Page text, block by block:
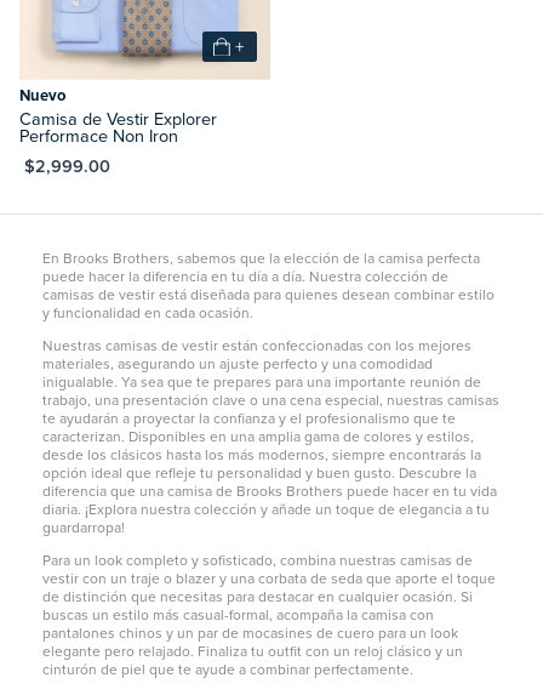
+
Nuevo
Camisa de Vestir Explorer
Performace Non Iron
$2,999.00
En Brooks Brothers, sabemos que la elección de la camisa perfecta
puede hacer la diferencia en tu día a día. Nuestra colección de
camisas de vestir está diseñada para quienes desean combinar estilo
y funcionalidad en cada ocasión.
Nuestras camisas de vestir están confeccionadas con los mejores
materiales, asegurando un ajuste perfecto y una comodidad
inigualable. Ya sea que te prepares para una importante reunión de
trabajo, una presentación clave o una cena especial, nuestras camisas
te ayudarán a proyectar la confianza y el profesionalismo que te
caracterizan. Disponibles en una amplia gama de colores y estilos,
desde los clásicos hasta los más modernos, siempre encontrarás la
opción ideal que refleje tu personalidad y buen gusto. Descubre la
diferencia que una camisa de Brooks Brothers puede hacer en tu vida
diaria. ¡Explora nuestra colección y añade un toque de elegancia a tu
guardarropa!
Para un look completo y sofisticado, combina nuestras camisas de
vestir con un traje o blazer y una corbata de seda que aporte el toque
de distinción que necesitas para destacar en cualquier ocasión. Si
buscas un estilo más casual-formal, acompaña la camisa con
pantalones chinos y un par de mocasines de cuero para un look
elegante pero relajado. Finaliza tu outfit con un reloj clásico y un
cinturón de piel que te ayude a combinar perfectamente.